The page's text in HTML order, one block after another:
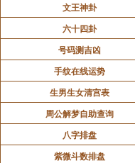
文王神卦
六十四卦
号码测吉凶
手纹在线运势
生男生女清宫表
周公解梦自助查询
八字排盘
紫微斗数排盘